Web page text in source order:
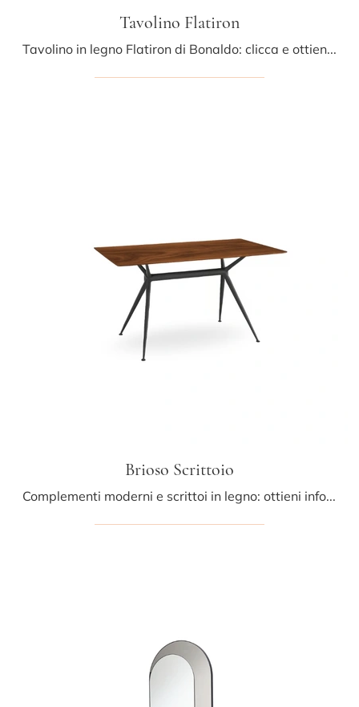
Tavolino Flatiron
Tavolino in legno Flatiron di Bonaldo: clicca e ottieni informazioni sui Complementi e tavolini design in legno del noto e rinomato brand!
Brioso Scrittoio
Complementi moderni e scrittoi in legno: ottieni informazioni sul modello Brioso Scrittoio di Midj e potrai valorizzare i tuoi spazi.